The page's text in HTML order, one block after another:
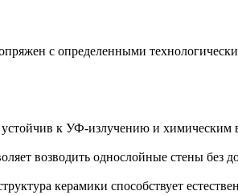
с определенными
к УФ-излучению и химическим
возводить однослойные стены без
керамики способствует